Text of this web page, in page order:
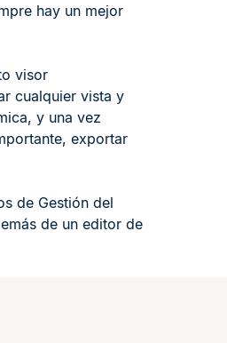
hay un mejor
visor
cualquier vista y
y una vez
exportar
de Gestión del
de un editor de